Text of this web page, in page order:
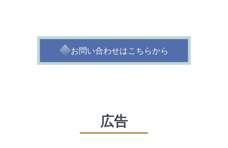
お問い合わせはこちらから
広告